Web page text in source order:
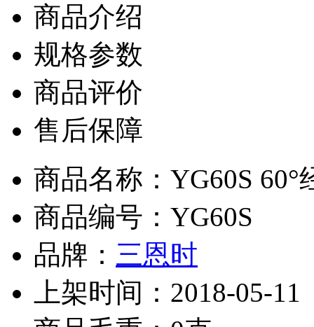
商品介绍
规格参数
商品评价
售后保障
商品名称：YG60S
商品编号：YG60S
品牌： 三恩时
上架时间：2018-05-11